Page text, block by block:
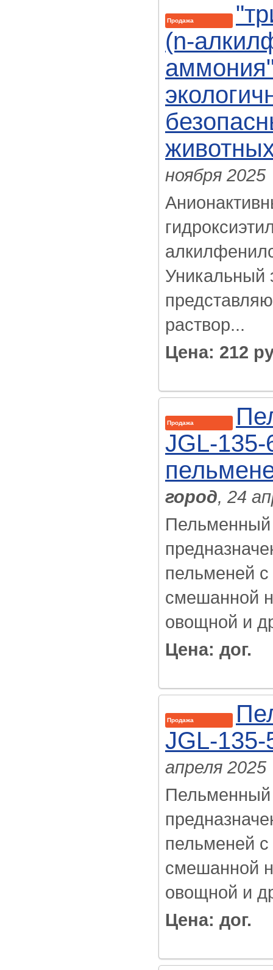
Продажа
(n-
ноября 2025
Уникальный
раствор...
Цена: 212
Продажа
JGL-135-
город, 24
Пельменный
пельменей
смешанной
овощной и
Цена: дог.
Продажа
JGL-135-
апреля 2025
Пельменный
пельменей
смешанной
овощной и
Цена: дог.